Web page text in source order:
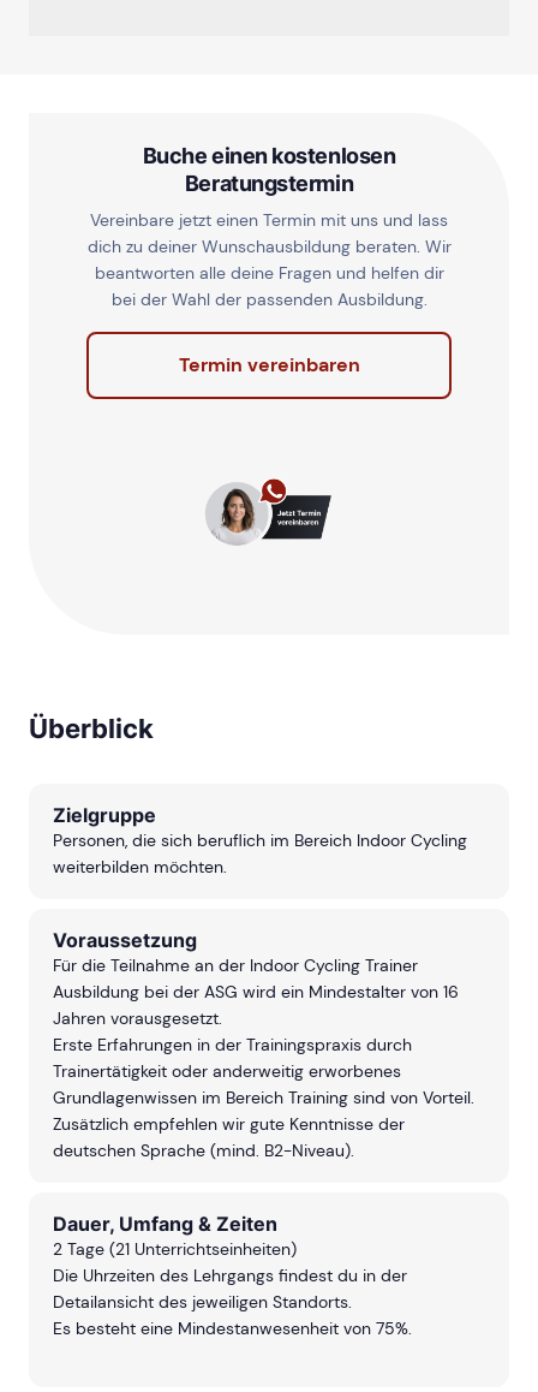
Buche einen kostenlosen
Beratungstermin
Vereinbare jetzt einen Termin mit uns und lass
dich zu deiner Wunschausbildung beraten. Wir
beantworten alle deine Fragen und helfen dir
bei der Wahl der passenden Ausbildung.
Termin vereinbaren
Überblick
Zielgruppe
Personen, die sich beruflich im Bereich Indoor Cycling
weiterbilden möchten.
Voraussetzung
Für die Teilnahme an der Indoor Cycling Trainer
Ausbildung bei der ASG wird ein Mindestalter von 16
Jahren vorausgesetzt.
Erste Erfahrungen in der Trainingspraxis durch
Trainertätigkeit oder anderweitig erworbenes
Grundlagenwissen im Bereich Training sind von Vorteil.
Zusätzlich empfehlen wir gute Kenntnisse der
deutschen Sprache (mind. B2-Niveau).
Dauer, Umfang & Zeiten
2 Tage (21 Unterrichtseinheiten)
Die Uhrzeiten des Lehrgangs findest du in der
Detailansicht des jeweiligen Standorts.
Es besteht eine Mindestanwesenheit von 75%.